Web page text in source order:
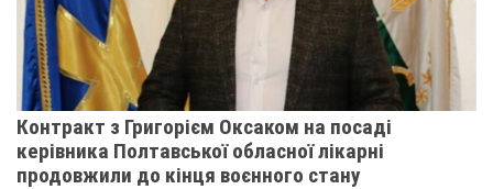
Контракт з Григорієм Оксаком на посаді
керівника Полтавської обласної лікарні
продовжили до кінця воєнного стану